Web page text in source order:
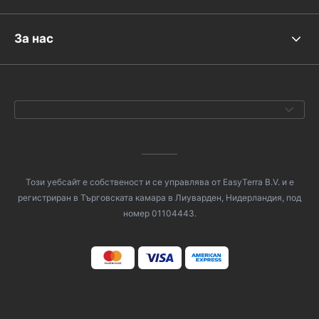
За нас
Този уебсайт е собственост и се управлява от EasyTerra B.V. и е
регистриран в Търговската камара в Лиуварден, Нидерландия, под
номер 01104443.